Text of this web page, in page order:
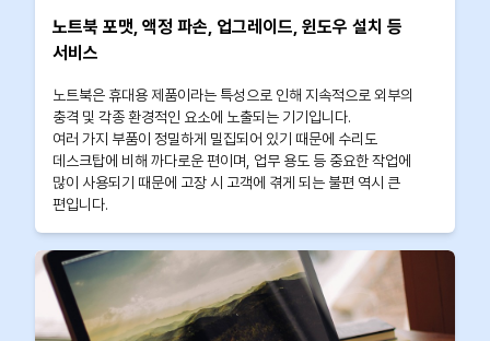
노트북 포맷, 액정 파손, 업그레이드, 윈도우 설치 등
서비스
노트북은 휴대용 제품이라는 특성으로 인해 지속적으로 외부의
충격 및 각종 환경적인 요소에 노출되는 기기입니다.
여러 가지 부품이 정밀하게 밀집되어 있기 때문에 수리도
데스크탑에 비해 까다로운 편이며, 업무 용도 등 중요한 작업에
많이 사용되기 때문에 고장 시 고객에 겪게 되는 불편 역시 큰
편입니다.